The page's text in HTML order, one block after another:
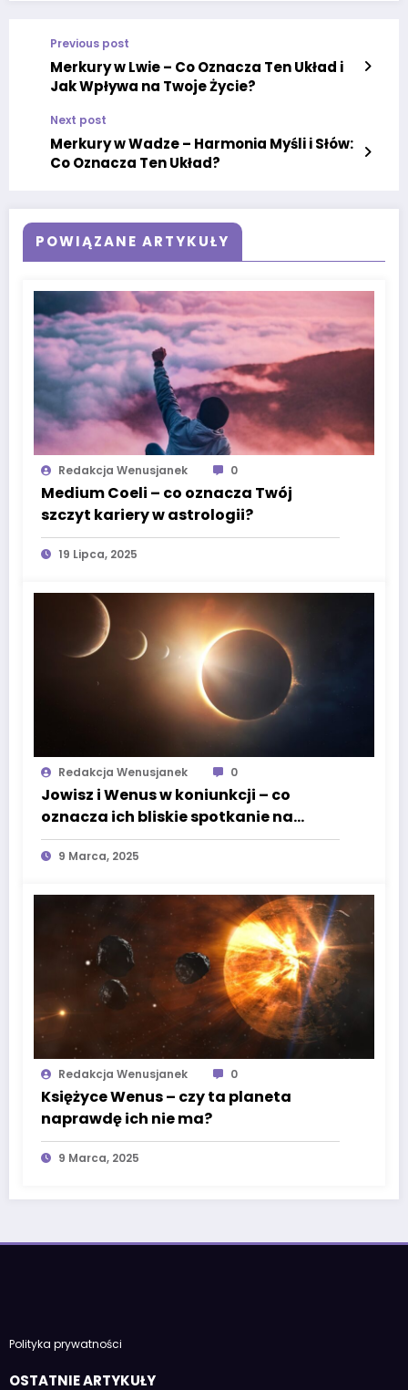
Previous post
Merkury w Lwie – Co Oznacza Ten Układ i
Jak Wpływa na Twoje Życie?
Next post
Merkury w Wadze – Harmonia Myśli i Słów:
Co Oznacza Ten Układ?
POWIĄZANE ARTYKUŁY
Redakcja Wenusjanek 0
Medium Coeli – co oznacza Twój
szczyt kariery w astrologii?
19 Lipca, 2025
Redakcja Wenusjanek 0
Jowisz i Wenus w koniunkcji – co
oznacza ich bliskie spotkanie na
niebie?
9 Marca, 2025
Redakcja Wenusjanek 0
Księżyce Wenus – czy ta planeta
naprawdę ich nie ma?
9 Marca, 2025
Polityka prywatności
OSTATNIE ARTYKUŁY